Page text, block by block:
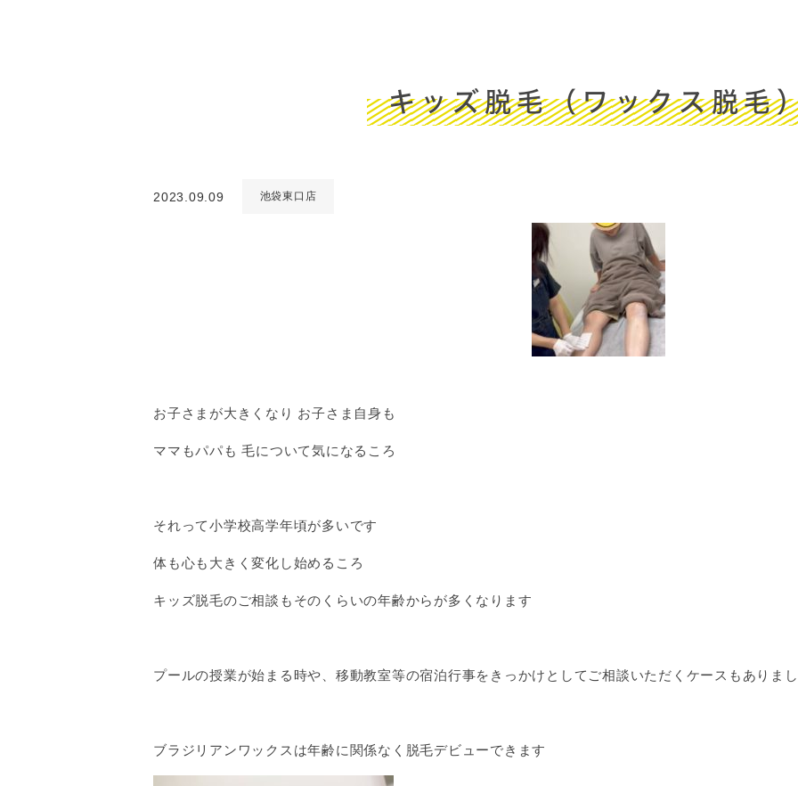
キッズ脱毛（ワックス脱毛
2023.09.09 池袋東口店
お子さまが大きくなり お子さま自身も
ママもパパも 毛について気になるころ
それって小学校高学年頃が多いです
体も心も大きく変化し始めるころ
キッズ脱毛のご相談もそのくらいの年齢からが多くなります
プールの授業が始まる時や、移動教室等の宿泊行事をきっかけとしてご相談いただくケースもありま
ブラジリアンワックスは年齢に関係なく脱毛デビューできます